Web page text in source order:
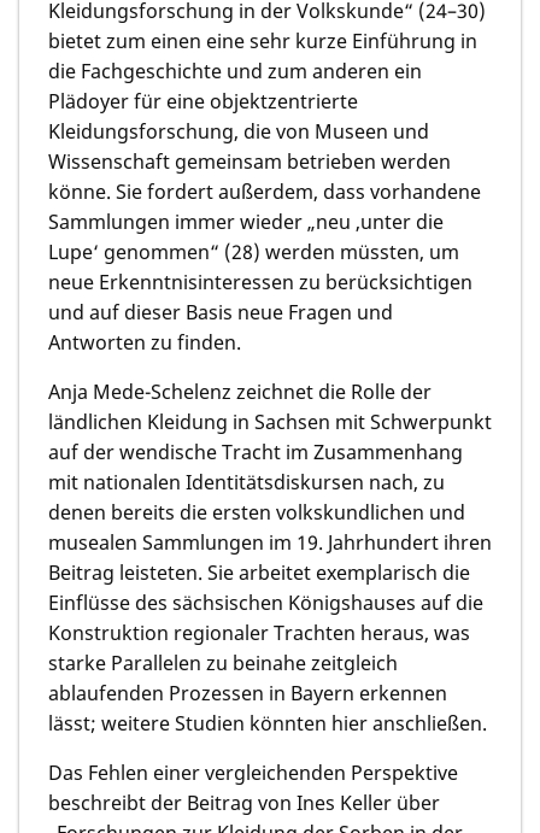
Kleidungsforschung in der Volkskunde“ (24–30)
bietet zum einen eine sehr kurze Einführung in
die Fachgeschichte und zum anderen ein
Plädoyer für eine objektzentrierte
Kleidungsforschung, die von Museen und
Wissenschaft gemeinsam betrieben werden
könne. Sie fordert außerdem, dass vorhandene
Sammlungen immer wieder „neu ‚unter die
Lupe‘ genommen“ (28) werden müssten, um
neue Erkenntnisinteressen zu berücksichtigen
und auf dieser Basis neue Fragen und
Antworten zu finden.
Anja Mede-Schelenz zeichnet die Rolle der
ländlichen Kleidung in Sachsen mit Schwerpunkt
auf der wendische Tracht im Zusammenhang
mit nationalen Identitätsdiskursen nach, zu
denen bereits die ersten volkskundlichen und
musealen Sammlungen im 19. Jahrhundert ihren
Beitrag leisteten. Sie arbeitet exemplarisch die
Einflüsse des sächsischen Königshauses auf die
Konstruktion regionaler Trachten heraus, was
starke Parallelen zu beinahe zeitgleich
ablaufenden Prozessen in Bayern erkennen
lässt; weitere Studien könnten hier anschließen.
Das Fehlen einer vergleichenden Perspektive
beschreibt der Beitrag von Ines Keller über